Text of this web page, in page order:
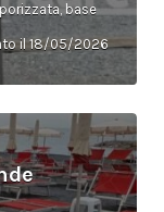
base
il 18/05/2026